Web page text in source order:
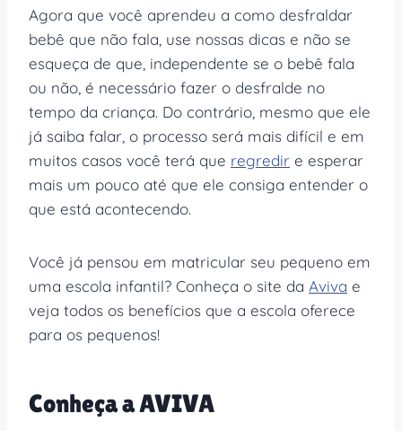
Agora que você aprendeu a como desfraldar
bebê que não fala, use nossas dicas e não se
esqueça de que, independente se o bebê fala
ou não, é necessário fazer o desfralde no
tempo da criança. Do contrário, mesmo que ele
já saiba falar, o processo será mais difícil e em
muitos casos você terá que regredir e esperar
mais um pouco até que ele consiga entender o
que está acontecendo.
Você já pensou em matricular seu pequeno em
uma escola infantil? Conheça o site da Aviva e
veja todos os benefícios que a escola oferece
para os pequenos!
Conheça a AVIVA